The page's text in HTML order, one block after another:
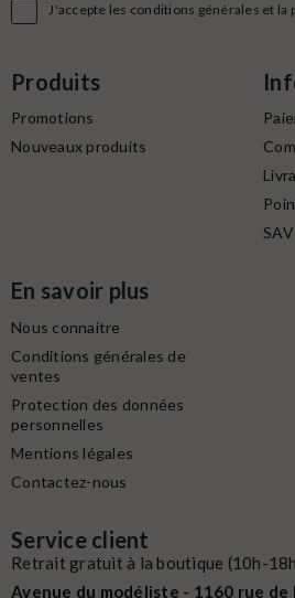
J'accepte les conditions générales et
Produits
Promotions
Nouveaux produits
En savoir plus
Nous connaitre
Conditions générales de
ventes
Protection des données
personnelles
Mentions légales
Contactez-nous
Service client
Retrait gratuit à la boutique (10h-
Avenue du modéliste - 1160 rue de